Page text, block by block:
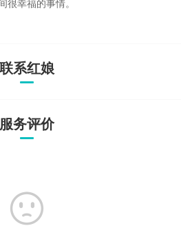
很幸福的事情。
联系红娘
服务评价
